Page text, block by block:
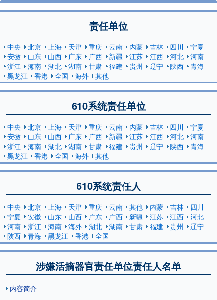
责任单位
中央 北京 上海 天津 重庆 云南 内蒙 吉林 四川
宁夏
安徽
山东 山西 广东 广西 新疆 江苏 江西 河北
河南
浙江
海南 湖北 湖南 甘肃 福建 贵州 辽宁 陕西
青海
黑龙江
香港 全国 海外 其他
610系统责任单位
中央 北京 上海 天津 重庆 云南 内蒙 吉林 四川
宁夏
安徽
山东 山西 广东 广西 新疆 江苏 江西 河北
河南
浙江
海南 湖北 湖南 甘肃 福建 贵州 辽宁 陕西
青海
黑龙江
香港 全国 海外 其他
610系统责任人
中央 北京 上海 天津 重庆 云南 其他 内蒙 吉林
四川
宁夏
安徽 山东 山西 广东 广西 新疆 江苏 江西
河北
河南
浙江 海南 海外 湖北 湖南 甘肃 福建 贵州
辽宁
陕西
青海 黑龙江 香港 全国
涉嫌活摘器官责任单位责任人名单
内容简介